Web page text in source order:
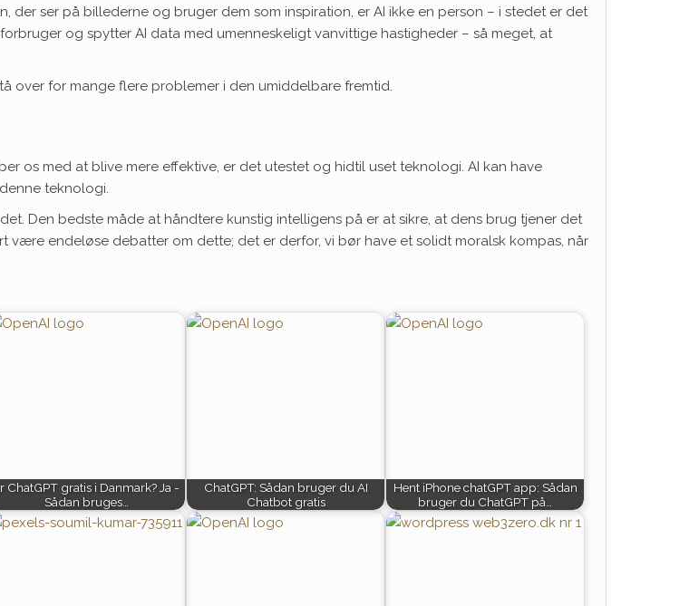
ser på billederne og bruger dem som inspiration, er AI ikke en person – i stedet er det
og spytter AI data med umenneskeligt vanvittige hastigheder – så meget, at
over for mange flere problemer i den umiddelbare fremtid.
os med at blive mere effektive, er det utestet og hidtil uset teknologi. AI kan have
teknologi.
Den bedste måde at håndtere kunstig intelligens på er at sikre, at dens brug tjener det
være endeløse debatter om dette; det er derfor, vi bør have et solidt moralsk kompas, når
ChatGPT gratis i Danmark? Ja -
Sådan bruges…
ChatGPT: Sådan bruger du AI
Chatbot gratis
Hent iPhone chatGPT app: Sådan
bruger du ChatGPT på…